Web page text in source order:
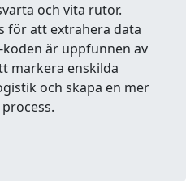
och vita rutor.
för att extrahera data
koden är uppfunnen av
markera enskilda
och skapa en mer